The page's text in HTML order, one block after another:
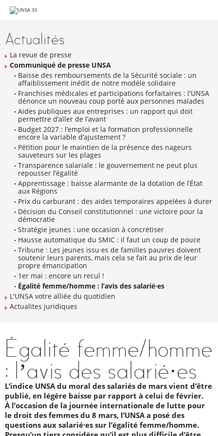
Aller
Aller
navigation
Actualités
La revue de presse
Communiqué de presse UNSA
Baisse des remboursements de la Sécurité sociale : un
affaiblissement inédit de notre modèle solidaire
Franchises médicales et participations forfaitaires : l'UNSA
dénonce un nouveau coup porté aux personnes malades
Aides publiques aux entreprises : un rapport qui doit
permettre d’aller de l’avant
Budget 2027 : l’emploi et la formation professionnelle
encore la variable d’ajustement ?
Pétition pour le maintien de la présence des nageurs
sauveteurs sur les plages
Transparence salariale : le gouvernement ne peut plus
repousser l’égalité
Apprentissage : baisse alarmante de la dotation de l’État
aux Régions
Prix du carburant : des aides temporaires appelées à durer
Décision du Conseil constitutionnel : une victoire pour la
démocratie
Stratégie jeunes : une occasion à concrétiser
Hausse automatique du SMIC : il faut un coup de pouce
Tribune : Les jeunes issu·es de familles pauvres doivent
soutenir leurs parents, mais cela se fait au prix de leur
propre émancipation
1er mai : encore un recul !
Égalité femme/homme : l’avis des salarié·es
L'UNSA votre alliée du quotidien
Actualites juridiques
Égalité femme/homme
: l’avis des salarié·es
L’indice UNSA du moral des salariés de mars vient d’être
publié, en légère baisse par rapport à celui de février.
À l’occasion de la journée internationale de lutte pour
le droit des femmes du 8 mars, l’UNSA a posé des
questions aux salarié·es sur l’égalité femme/homme.